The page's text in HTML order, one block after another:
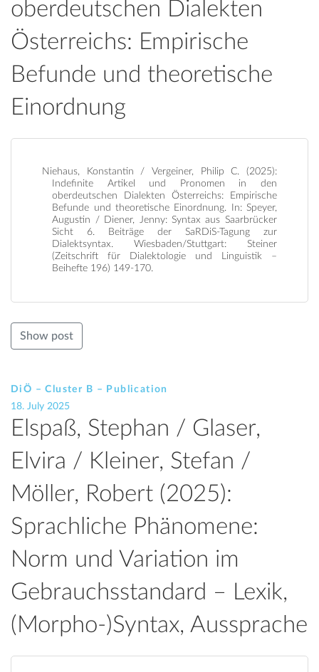
oberdeutschen Dialekten
Österreichs: Empirische
Befunde und theoretische
Einordnung
Niehaus, Konstantin / Vergeiner, Philip C. (2025):
Indefinite Artikel und Pronomen in den
oberdeutschen Dialekten Österreichs: Empirische
Befunde und theoretische Einordnung. In: Speyer,
Augustin / Diener, Jenny: Syntax aus Saarbrücker
Sicht 6. Beiträge der SaRDiS-Tagung zur
Dialektsyntax. Wiesbaden/Stuttgart: Steiner
(Zeitschrift für Dialektologie und Linguistik –
Beihefte 196) 149-170.
Show post
DiÖ – Cluster B – Publication
18. July 2025
Elspaß, Stephan / Glaser,
Elvira / Kleiner, Stefan /
Möller, Robert (2025):
Sprachliche Phänomene:
Norm und Variation im
Gebrauchsstandard – Lexik,
(Morpho-)Syntax, Aussprache